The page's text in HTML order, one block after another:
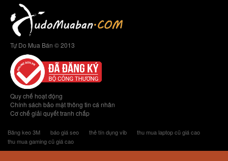
Tự Do Mua Bán © 2013
Quy chế hoạt động
Chính sách bảo mật thông tin cá nhân
Cơ chế giải quyết tranh chấp
Băng keo 3M báo giá seo thẻ tín dụng vib
thu mua laptop cũ giá cao
thu mua gaming cũ giá cao